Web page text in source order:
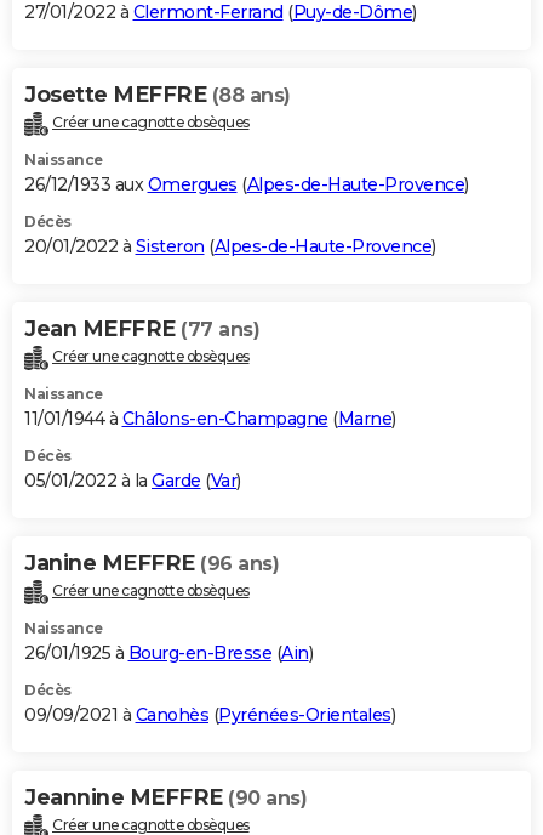
27/01/2022 à Clermont-Ferrand (Puy-de-Dôme)
Josette MEFFRE (88 ans)
Créer une cagnotte obsèques
Naissance
26/12/1933 auxOmergues (Alpes-de-Haute-Provence)
Décès
20/01/2022 à Sisteron (Alpes-de-Haute-Provence)
Jean MEFFRE (77 ans)
Créer une cagnotte obsèques
Naissance
11/01/1944 à Châlons-en-Champagne (Marne)
Décès
05/01/2022 à la Garde (Var)
Janine MEFFRE (96 ans)
Créer une cagnotte obsèques
Naissance
26/01/1925 à Bourg-en-Bresse (Ain)
Décès
09/09/2021 à Canohès (Pyrénées-Orientales)
Jeannine MEFFRE (90 ans)
Créer une cagnotte obsèques